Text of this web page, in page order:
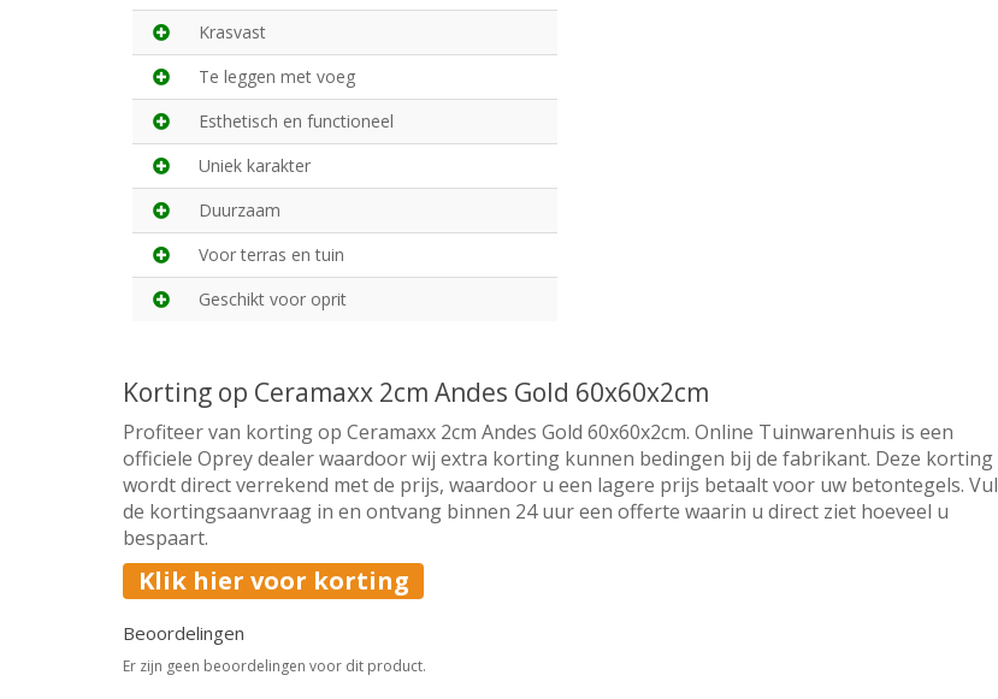
Krasvast
Te leggen met voeg
Esthetisch en functioneel
Uniek karakter
Duurzaam
Voor terras en tuin
Geschikt voor oprit
Korting op Ceramaxx 2cm Andes Gold 60x60x2cm
Profiteer van korting op Ceramaxx 2cm Andes Gold 60x60x2cm. Online Tuinwarenhuis is een
officiele Oprey dealer waardoor wij extra korting kunnen bedingen bij de fabrikant. Deze korting
wordt direct verrekend met de prijs, waardoor u een lagere prijs betaalt voor uw betontegels. Vul
de kortingsaanvraag in en ontvang binnen 24 uur een offerte waarin u direct ziet hoeveel u
bespaart.
Klik hier voor korting
Beoordelingen
Er zijn geen beoordelingen voor dit product.